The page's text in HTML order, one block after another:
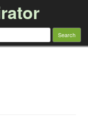
to content